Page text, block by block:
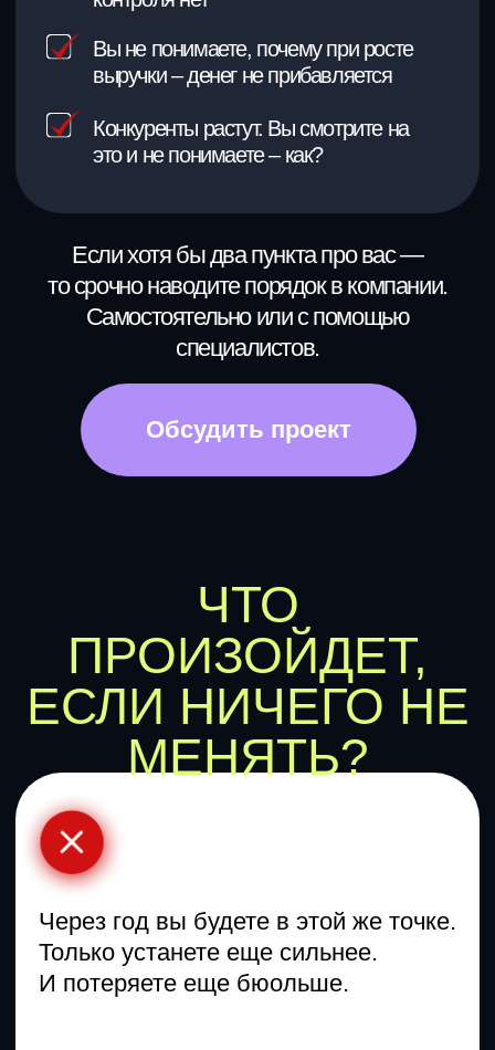
ДИАГНОСТИКА
БИЗНЕСА ЗА 7 ДНЕЙ
Вы получаете честный и экспертный
взгляд снаружи, четкий план на 180
дней. Что менять и в каком порядке.
Что делать?
Основатель. Его цели и
ценности
Продукт компании
Маркетинг
Продажи
Склад и логистика
Орг структура
Встреча 90 минут.
Разбираем ваш бизнес
на атомы по 7 блокам.